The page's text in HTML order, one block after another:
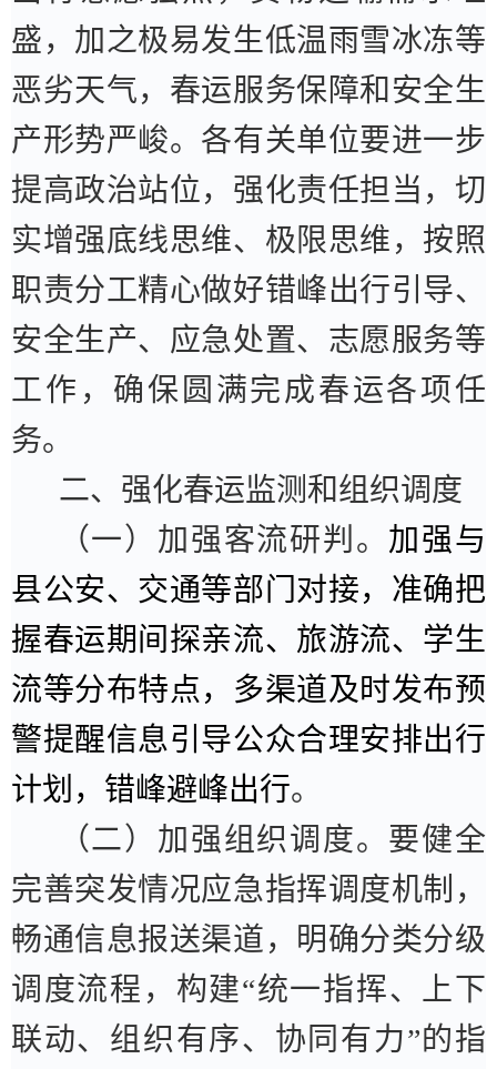
盛，加之极易发生低温雨雪冰冻等
恶劣天气，春运服务保障和安全生
产形势严峻。各有关单位要进一步
提高政治站位，强化责任担当，切
实增强底线思维、极限思维，按照
职责分工精心做好错峰出行引导、
安全生产、应急处置、志愿服务等
工作，确保圆满完成春运各项任
务。
二、强化春运监测和组织调度
（一）加强客流研判。 加强与
县公安、交通等部门对接，准确把
握春运期间探亲流、旅游流、学生
流等分布特点，多渠道及时发布预
警提醒信息引导公众合理安排出行
计划，错峰避峰出行。
（二）加强组织调度。 要健全
完善突发情况应急指挥调度机制，
畅通信息报送渠道，明确分类分级
调度流程，构建“统一指挥、上下
联动、组织有序、协同有力”的指